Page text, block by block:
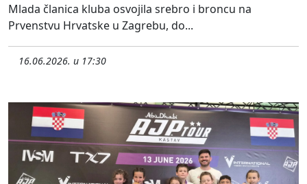
Mlada članica kluba osvojila srebro i broncu na
Prvenstvu Hrvatske u Zagrebu, do...
16.06.2026. u 17:30